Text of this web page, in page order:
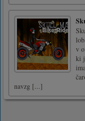
v
ki
navzg [...]